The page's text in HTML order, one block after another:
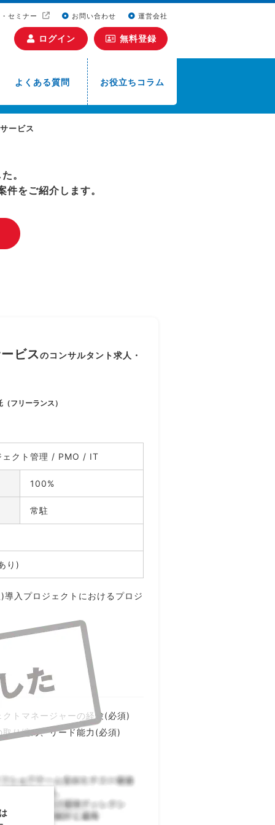
セミナー お問い合わせ 運営会社
ログイン 無料登録
よくある質問 お役立ちコラム
ービス
。
をご紹介します。
ビスのコンサルタント求人・
フリーランス）
ェクト管理 / PMO / IT
100%
常駐
り)
入プロジェクトにおけるプロジ
トマネージャーの経験(必須)
り纏め、リード能力(必須)